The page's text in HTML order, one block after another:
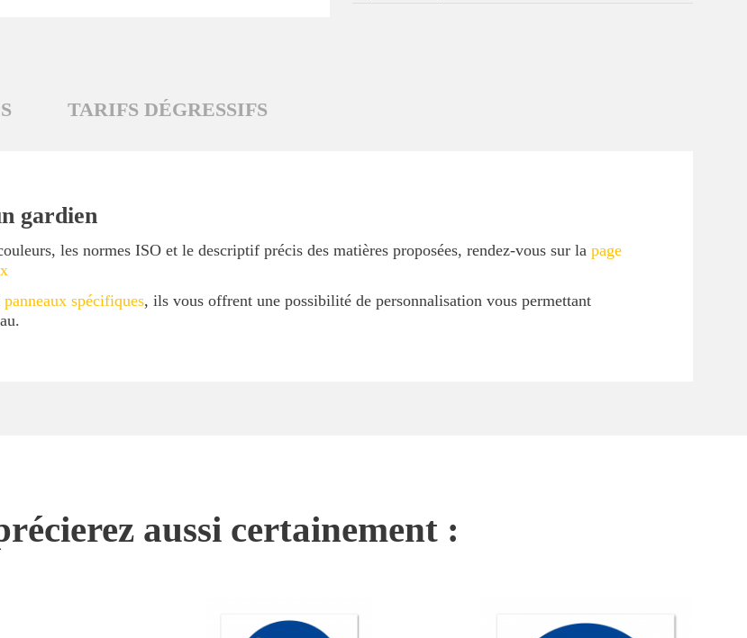
TARIFS DÉGRESSIFS
gardien
les normes ISO et le descriptif précis des matières proposées, rendez-vous sur la page
panneaux spécifiques, ils vous offrent une possibilité de personnalisation vous permettant
aussi certainement :